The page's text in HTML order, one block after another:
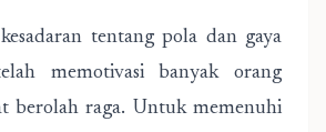
tentang pola dan gaya
memotivasi banyak orang
berolah raga. Untuk memenuhi